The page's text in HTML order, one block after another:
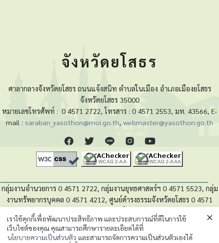
จังหวัดยโสธร
ศาลากลางจังหวัดยโสธร ถนนแจ้งสนิท ตำบลในเมือง อำเภอเมืองยโสธร
จังหวัดยโสธร 35000
หมายเลขโทรศัพท์ : 0 4571 2722, โทรสาร : 0 4571 2553, มท. 43566, E-
mail : saraban_yasothon@moi.go.th, webmaster@yasothon.go.th
กลุ่มงานอำนวยการ 0 4571 2722, กลุ่มงานยุทธศาสตร์ฯ 0 4571 5523, กลุ่ม
งานทรัพยากรบุคคล 0 4571 4212, ศูนย์ดำรงธรรมจังหวัดยโสธร 0 4571
นโยบายความเป็นส่วนตัวของข้อมูล
เราใช้คุกกี้เพื่อพัฒนาประสิทธิภาพ และประสบการณ์ที่ดีในการใช้
เว็บไซต์ของคุณ คุณสามารถศึกษารายละเอียดได้ที่
นโยบายความเป็นส่วนตัว และสามารถจัดการความเป็นส่วนตัวเองได้